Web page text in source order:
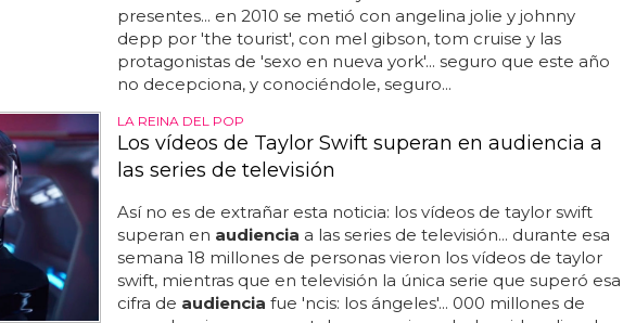
presentes... en 2010 se metió con angelina jolie y johnny
depp por 'the tourist', con mel gibson, tom cruise y las
protagonistas de 'sexo en nueva york'... seguro que este año
no decepciona, y conociéndole, seguro...
LA REINA DEL POP
Los vídeos de Taylor Swift superan en audiencia a
las series de televisión
Así no es de extrañar esta noticia: los vídeos de taylor swift
superan en audiencia a las series de televisión... durante esa
semana 18 millones de personas vieron los vídeos de taylor
swift, mientras que en televisión la única serie que superó esa
cifra de audiencia fue 'ncis: los ángeles'... 000 millones de